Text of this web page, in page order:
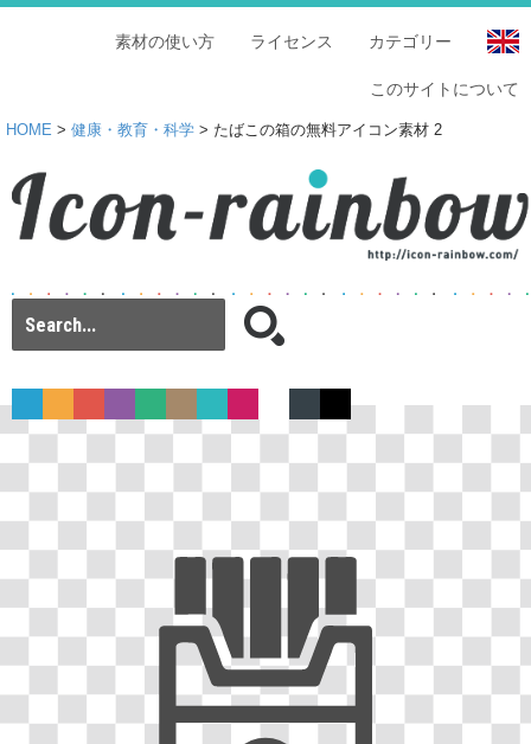
カテゴリー
ライセンス
素材の使い方
このサイトについて
HOME > 健康・教育・科学 > たばこの箱の無料アイコン素材 2